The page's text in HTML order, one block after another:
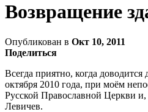
Возвращение
Опубликован в Окт 10, 2011
Поделиться
Всегда приятно, когда
октября 2010 года, при моём
Русской Православной Церкви
Левичев.